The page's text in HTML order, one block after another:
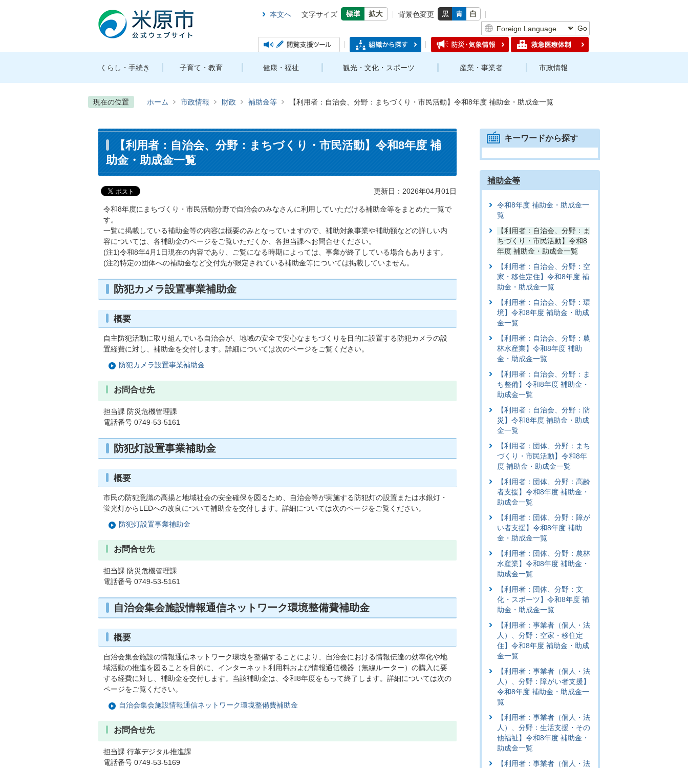
本文へ 文字サイズ
背景色変更
Go
くらし・手続き 子育て・教育 健康・福祉 観光・文化・スポーツ 産業・事業者 市政情報
現在の位置 ホーム 市政情報 財政 補助金等 【利用者：自治会、分野：まちづくり・市民活動】令和8年度 補助金・助成金一覧
【利用者：自治会、分野：まちづくり・市民活動】令和8年度 補
助金・助成金一覧
更新日：2026年04月01日
令和8年度にまちづくり・市民活動分野で自治会のみなさんに利用していただける補助金等をまとめた一覧で
す。
一覧に掲載している補助金等の内容は概要のみとなっていますので、補助対象事業や補助額などの詳しい内
容については、各補助金のページをご覧いただくか、各担当課へお問合せください。
(注1)令和8年4月1日現在の内容であり、ご覧になる時期によっては、事業が終了している場合もあります。
(注2)特定の団体への補助金など交付先が限定されている補助金等については掲載していません。
防犯カメラ設置事業補助金
概要
自主防犯活動に取り組んでいる自治会が、地域の安全で安心なまちづくりを目的に設置する防犯カメラの設
置経費に対し、補助金を交付します。詳細については次のページをご覧ください。
防犯カメラ設置事業補助金
お問合せ先
担当課 防災危機管理課
電話番号 0749-53-5161
防犯灯設置事業補助金
概要
市民の防犯意識の高揚と地域社会の安全確保を図るため、自治会等が実施する防犯灯の設置または水銀灯・
蛍光灯からLEDへの改良について補助金を交付します。詳細については次のページをご覧ください。
防犯灯設置事業補助金
お問合せ先
担当課 防災危機管理課
電話番号 0749-53-5161
自治会集会施設情報通信ネットワーク環境整備費補助金
概要
自治会集会施設の情報通信ネットワーク環境を整備することにより、自治会における情報伝達の効率化や地
域活動の推進を図ることを目的に、インターネット利用料および情報通信機器（無線ルーター）の購入に要
する経費に対し、補助金を交付します。当該補助金は、令和8年度をもって終了します。詳細については次の
ページをご覧ください。
自治会集会施設情報通信ネットワーク環境整備費補助金
お問合せ先
担当課 行革デジタル推進課
電話番号 0749-53-5169
キーワードから探す
補助金等
令和8年度 補助金・助成金一
覧
【利用者：自治会、分野：ま
ちづくり・市民活動】令和8
年度 補助金・助成金一覧
【利用者：自治会、分野：空
家・移住定住】令和8年度 補
助金・助成金一覧
【利用者：自治会、分野：環
境】令和8年度 補助金・助成
金一覧
【利用者：自治会、分野：農
林水産業】令和8年度 補助
金・助成金一覧
【利用者：自治会、分野：ま
ち整備】令和8年度 補助金・
助成金一覧
【利用者：自治会、分野：防
災】令和8年度 補助金・助成
金一覧
【利用者：団体、分野：まち
づくり・市民活動】令和8年
度 補助金・助成金一覧
【利用者：団体、分野：高齢
者支援】令和8年度 補助金・
助成金一覧
【利用者：団体、分野：障が
い者支援】令和8年度 補助
金・助成金一覧
【利用者：団体、分野：農林
水産業】令和8年度 補助金・
助成金一覧
【利用者：団体、分野：文
化・スポーツ】令和8年度 補
助金・助成金一覧
【利用者：事業者（個人・法
人）、分野：空家・移住定
住】令和8年度 補助金・助成
金一覧
【利用者：事業者（個人・法
人）、分野：障がい者支援】
令和8年度 補助金・助成金一
覧
【利用者：事業者（個人・法
人）、分野：生活支援・その
他福祉】令和8年度 補助金・
助成金一覧
【利用者：事業者（個人・法